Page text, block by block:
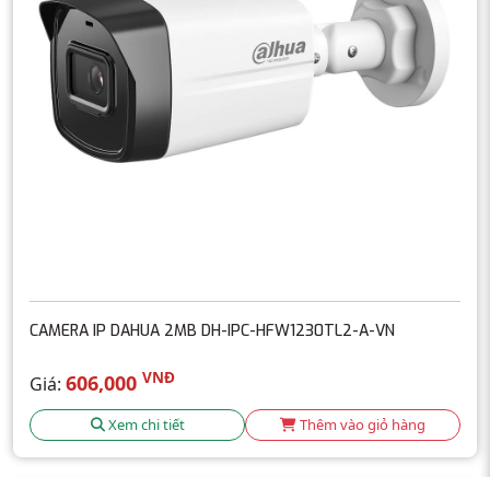
CAMERA IP DAHUA 2MB DH-IPC-HFW1230TL2-A-VN
Giá: 606,000 VNĐ
Xem chi tiết Thêm vào giỏ hàng